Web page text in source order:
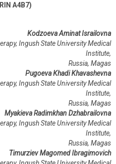
Α4Β7)
Kodzoeva Aminat Israilovna
Ingush State University Medical
Institute,
Russia, Magas
Pugoeva Khadi Khavashevna
Ingush State University Medical
Institute,
Russia, Magas
Myakieva Radimkhan Dzhabrailovna
Ingush State University Medical
Institute,
Russia, Magas
Timurziev Magomed Ibragimovich